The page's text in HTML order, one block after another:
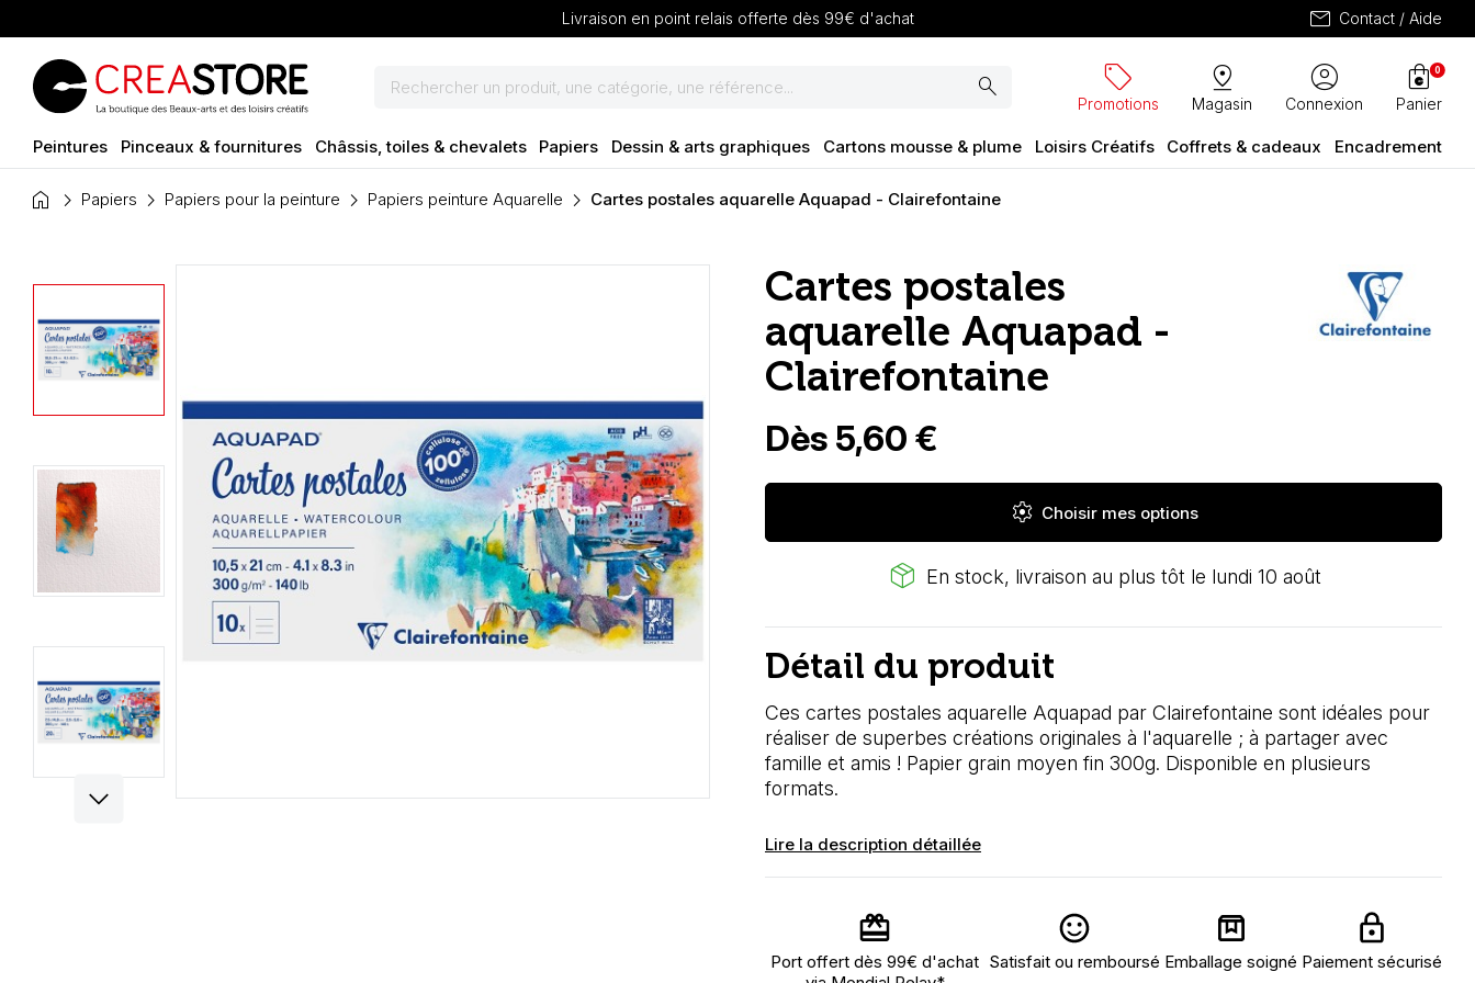
Livraison en point relais offerte dès 99€ d'achat mail Contact / Aide
search sell
Promotions
pin_drop
Magasin
account_circle
Connexion
shopping_bag
Panier
0
Peintures Pinceaux & fournitures Châssis, toiles & chevalets Papiers Dessin & arts graphiques Cartons mousse & plume Loisirs Créatifs Coffrets & cadeaux Encadrement
home Papiers Papiers pour la peinture Papiers peinture Aquarelle Cartes postales aquarelle Aquapad - Clairefontaine
Cartes postales
aquarelle Aquapad -
Clairefontaine
Dès 5,60 €
settings Choisir mes options
package_2 En stock, livraison au plus tôt le lundi 10 août
Détail du produit
Ces cartes postales aquarelle Aquapad par Clairefontaine sont idéales pour
réaliser de superbes créations originales à l'aquarelle ; à partager avec
famille et amis ! Papier grain moyen fin 300g. Disponible en plusieurs
formats.
Lire la description détaillée
Port offert dès 99€ d'achat Satisfait ou remboursé Emballage soigné Paiement sécurisé